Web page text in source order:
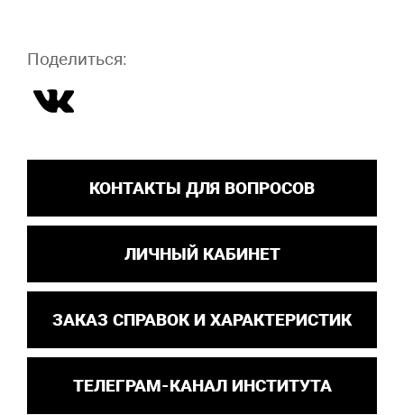
Поделиться:
КОНТАКТЫ ДЛЯ ВОПРОСОВ
ЛИЧНЫЙ КАБИНЕТ
ЗАКАЗ СПРАВОК И ХАРАКТЕРИСТИК
ТЕЛЕГРАМ-КАНАЛ ИНСТИТУТА